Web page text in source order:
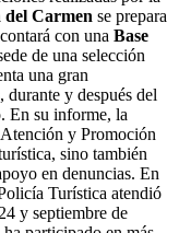
del Carmen se prepara
con una Base
de una selección
una gran
durante y después del
En su informe, la
y Promoción
sino también
en denuncias. En
Turística atendió
y septiembre de